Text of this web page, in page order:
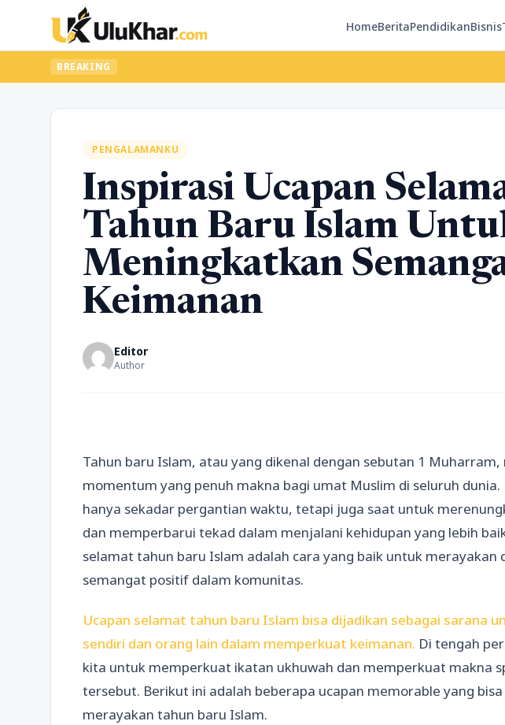
HomeBeritaPendidikanBisnis
BREAKING
PENGALAMANKU
Inspirasi Ucapan
Tahun Baru Islam
Meningkatkan
Keimanan
Editor
Author
Tahun baru Islam, atau yang dikenal dengan sebutan 1
momentum yang penuh makna bagi umat Muslim di seluruh dunia.
hanya sekadar pergantian waktu, tetapi juga saat untuk
dan memperbarui tekad dalam menjalani kehidupan yang lebih
selamat tahun baru Islam adalah cara yang baik untuk merayakan
semangat positif dalam komunitas.
Ucapan selamat tahun baru Islam bisa dijadikan sebagai sarana
sendiri dan orang lain dalam memperkuat keimanan. Di tengah
kita untuk memperkuat ikatan ukhuwah dan memperkuat makna
tersebut. Berikut ini adalah beberapa ucapan memorable yang
merayakan tahun baru Islam.